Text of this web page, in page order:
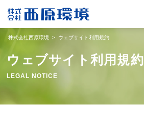
株式会社西原環境 ウェブサイト利用規約
ウェブサイト利用規約
LEGAL NOTICE